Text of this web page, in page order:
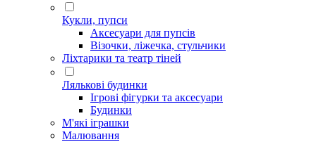
Кукли, пупси
Аксесуари для пупсів
Візочки, ліжечка, стульчики
Ліхтарики та театр тіней
Лялькові будинки
Ігрові фігурки та аксесуари
Будинки
М'які іграшки
Малювання